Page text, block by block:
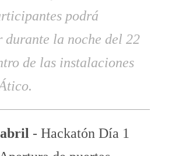
podrá
durante la noche del 22
de las instalaciones
abril - Hackatón Día 1